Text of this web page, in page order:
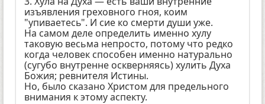
изъявления греховного гноя, коим
"упиваетесь". И сие ко смерти души уже.
На самом деле определить именно хулу
таковую весьма непросто, потому что редко
когда человек способен именно натурально
(сугубо внутренне оскверняясь) хулить Духа
Божия; ревнителя Истины.
Но, было сказано Христом для предельного
внимания к этому аспекту.